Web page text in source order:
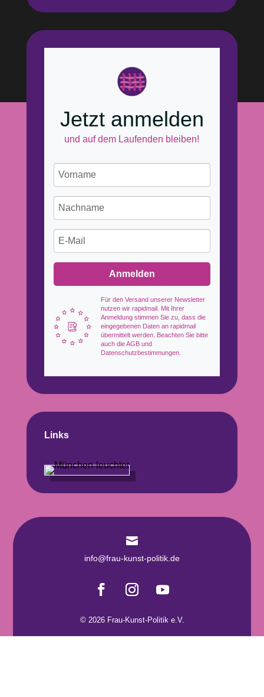
Jetzt anmelden
und auf dem Laufenden bleiben!
Anmelden
Für den Versand unserer Newsletter
nutzen wir rapidmail. Mit Ihrer
Anmeldung stimmen Sie zu, dass die
eingegebenen Daten an rapidmail
übermittelt werden. Beachten Sie bitte
auch die AGB und
Datenschutzbestimmungen.
Links

info@frau-kunst-politik.de
© 2026 Frau-Kunst-Politik e.V.